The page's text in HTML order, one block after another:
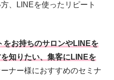
、LINEを使ったリピート
お持ちのサロンやLINEを
知りたい、集客にLINEを
ナー様におすすめのセミナ